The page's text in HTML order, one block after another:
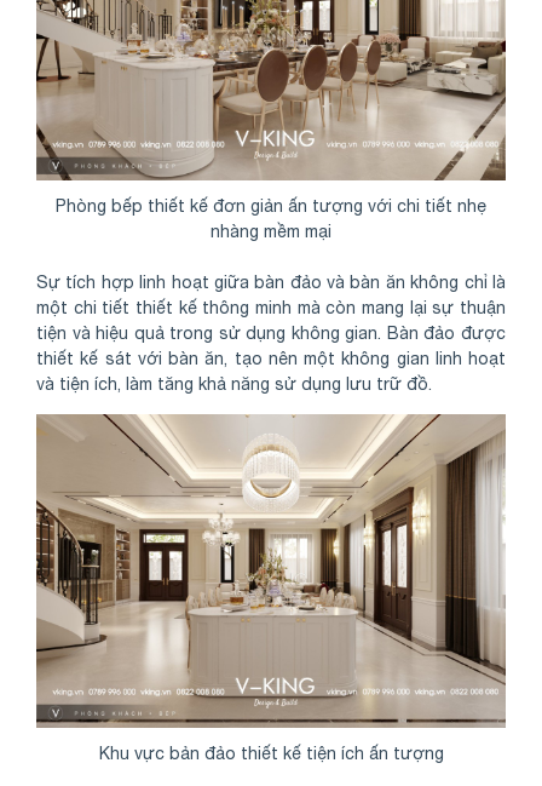
Phòng bếp thiết kế đơn giản ấn tượng với chi tiết nhẹ
nhàng mềm mại
Sự tích hợp linh hoạt giữa bàn đảo và bàn ăn không chỉ là
một chi tiết thiết kế thông minh mà còn mang lại sự thuận
tiện và hiệu quả trong sử dụng không gian. Bàn đảo được
thiết kế sát với bàn ăn, tạo nên một không gian linh hoạt
và tiện ích, làm tăng khả năng sử dụng lưu trữ đồ.
Khu vực bản đảo thiết kế tiện ích ấn tượng